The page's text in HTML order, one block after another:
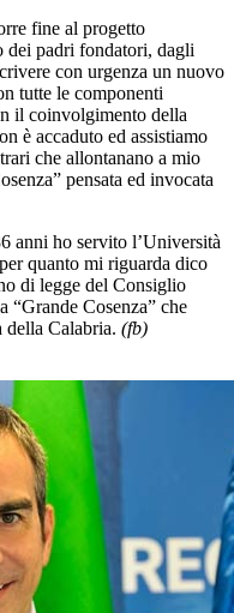
fine al progetto
dei padri fondatori, dagli
con urgenza un nuovo
tutte le componenti
il coinvolgimento della
è accaduto ed assistiamo
che allontanano a mio
pensata ed invocata
anni ho servito l’Università
quanto mi riguarda dico
di legge del Consiglio
“Grande Cosenza” che
della Calabria. (fb)